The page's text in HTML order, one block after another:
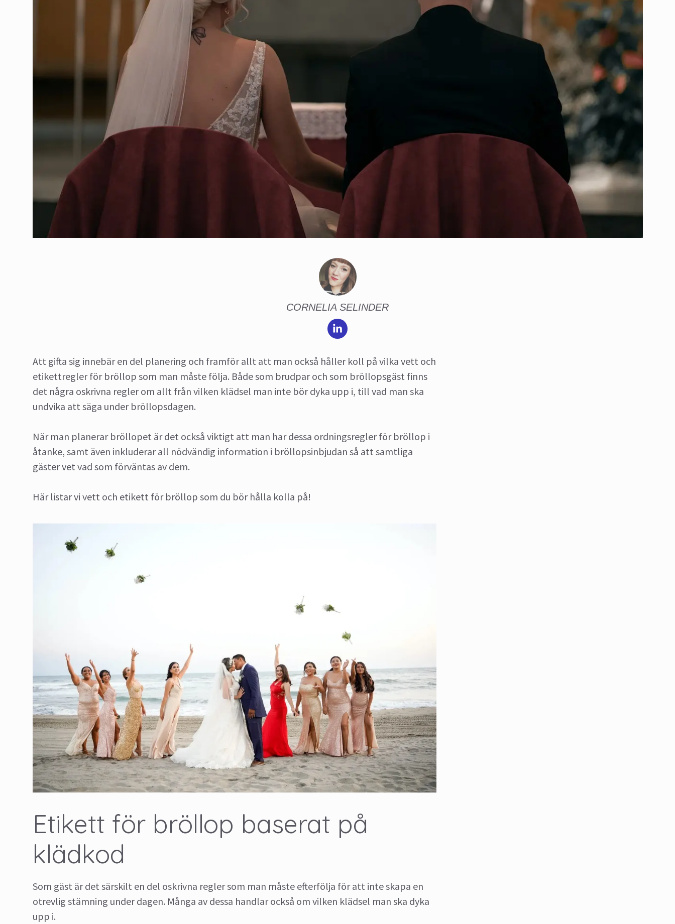
CORNELIA SELINDER
Att gifta sig innebär en del planering och framför allt att man också håller koll på vilka vett och
etikettregler för bröllop som man måste följa. Både som brudpar och som bröllopsgäst finns
det några oskrivna regler om allt från vilken klädsel man inte bör dyka upp i, till vad man ska
undvika att säga under bröllopsdagen.
När man planerar bröllopet är det också viktigt att man har dessa ordningsregler för bröllop i
åtanke, samt även inkluderar all nödvändig information i bröllopsinbjudan så att samtliga
gäster vet vad som förväntas av dem.
Här listar vi vett och etikett för bröllop som du bör hålla kolla på!
Etikett för bröllop baserat på
klädkod
Som gäst är det särskilt en del oskrivna regler som man måste efterfölja för att inte skapa en
otrevlig stämning under dagen. Många av dessa handlar också om vilken klädsel man ska dyka
upp i.